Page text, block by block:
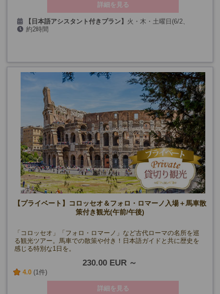
詳細を見る
【日本語アシスタント付きプラン】 火・木・土曜日(6/2、
8/15、12/24・26・31を除く)
約2時間
【プライベート】コロッセオ＆フォロ・ロマーノ入場＋馬車散
策付き観光(午前/午後)
「コロッセオ」「フォロ・ロマーノ」など古代ローマの名所を巡
る観光ツアー。馬車での散策や付き！日本語ガイドと共に歴史を
感じる特別な1日を。
230.00 EUR
4.0 (1件)
詳細を見る